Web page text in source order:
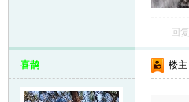
回复
喜鹊 楼主